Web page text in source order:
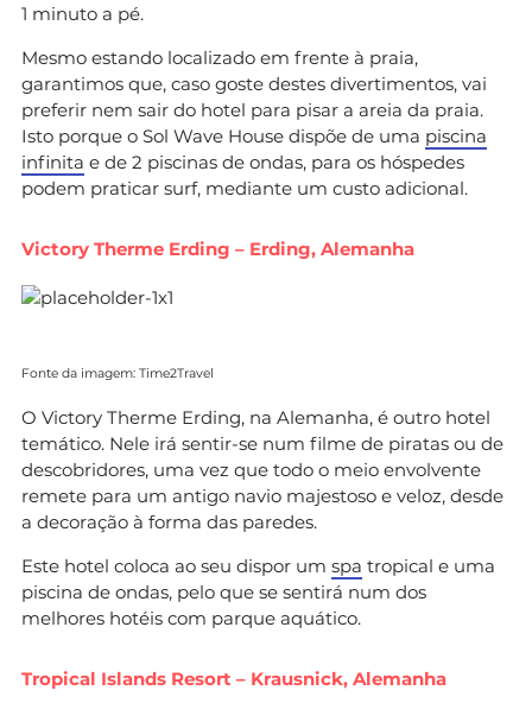
1 minuto a pé.
Mesmo estando localizado em frente à praia,
garantimos que, caso goste destes divertimentos, vai
preferir nem sair do hotel para pisar a areia da praia.
Isto porque o Sol Wave House dispõe de uma piscina
infinita e de 2 piscinas de ondas, para os hóspedes
podem praticar surf, mediante um custo adicional.
Victory Therme Erding – Erding, Alemanha
Fonte da imagem: Time2Travel
O Victory Therme Erding, na Alemanha, é outro hotel
temático. Nele irá sentir-se num filme de piratas ou de
descobridores, uma vez que todo o meio envolvente
remete para um antigo navio majestoso e veloz, desde
a decoração à forma das paredes.
Este hotel coloca ao seu dispor um spa tropical e uma
piscina de ondas, pelo que se sentirá num dos
melhores hotéis com parque aquático.
Tropical Islands Resort – Krausnick, Alemanha